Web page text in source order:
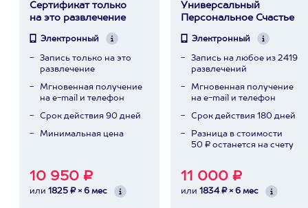
Сертификат только
на это развлечение
Электронный
Запись только на это
развлечение
Мгновенная получение
на e-mail и телефон
Срок действия 90 дней
Минимальная цена
10 950 ₽
или 1825 ₽ × 6 мес
Универсальный
Персональное Счастье
Электронный
Запись на любое из 2419
развлечений
Мгновенная получение
на e-mail и телефон
Срок действия 180 дней
Разница в стоимости
50 ₽ останется на счету
11 000 ₽
или 1834 ₽ × 6 мес